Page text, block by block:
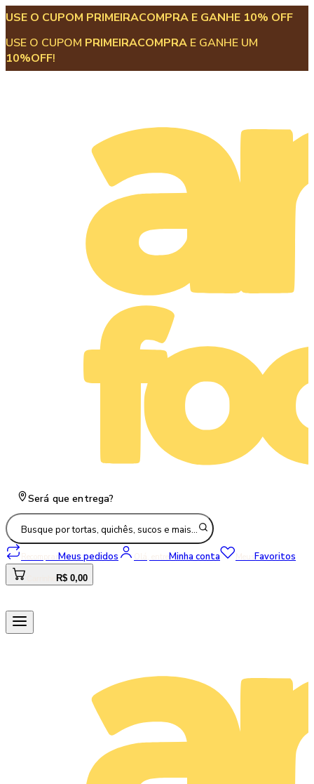
USE O CUPOM PRIMEIRACOMPRA E GANHE 10% OFF
USE O CUPOM PRIMEIRACOMPRA E GANHE UM
10%OFF!
Será que entrega?
Busque por tortas, quichês, sucos e mais…
Recomprar Meus pedidos Olá, entre Minha conta Meus Favoritos
R$ 0,00